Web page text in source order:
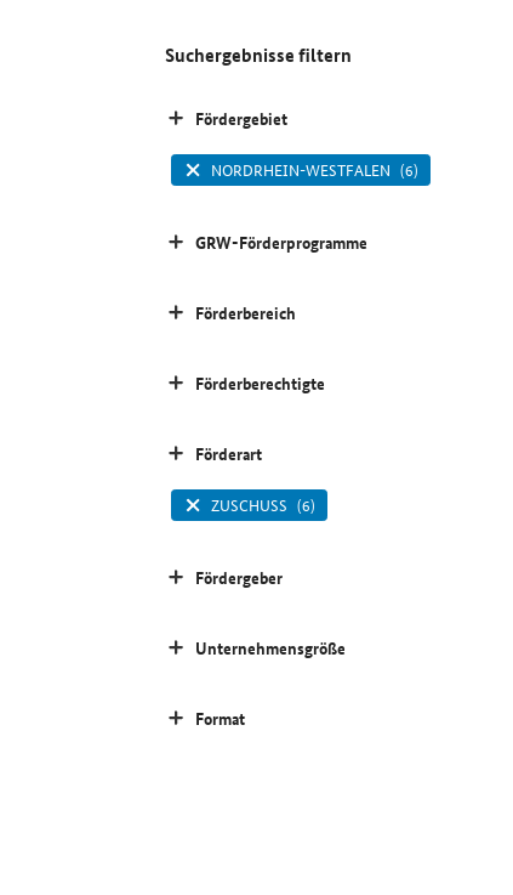
Suchergebnisse filtern
Fördergebiet
NORDRHEIN-WESTFALEN (6)
GRW-Förderprogramme
Förderbereich
Förderberechtigte
Förderart
ZUSCHUSS (6)
Fördergeber
Unternehmensgröße
Format